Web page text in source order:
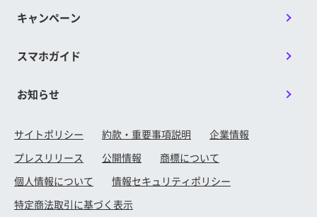
キャンペーン
スマホガイド
お知らせ
サイトポリシー 約款・重要事項説明
企業情報
プレスリリース
公開情報
商標について
個人情報について
情報セキュリティポリシー
特定商法取引に基づく表示